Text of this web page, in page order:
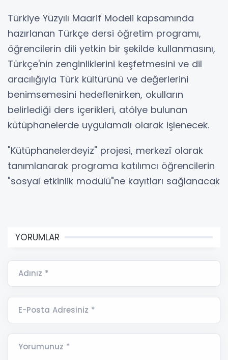
Türkiye Yüzyılı Maarif Modeli kapsamında
hazırlanan Türkçe dersi öğretim programı,
öğrencilerin dili yetkin bir şekilde kullanmasını,
Türkçe'nin zenginliklerini keşfetmesini ve dil
aracılığıyla Türk kültürünü ve değerlerini
benimsemesini hedeflenirken, okulların
belirlediği ders içerikleri, atölye bulunan
kütüphanelerde uygulamalı olarak işlenecek.
"Kütüphanelerdeyiz" projesi, merkezî olarak
tanımlanarak programa katılımcı öğrencilerin
"sosyal etkinlik modülü"ne kayıtları sağlanacak
YORUMLAR
Adınız *
E-Posta Adresiniz *
Yorumunuz *